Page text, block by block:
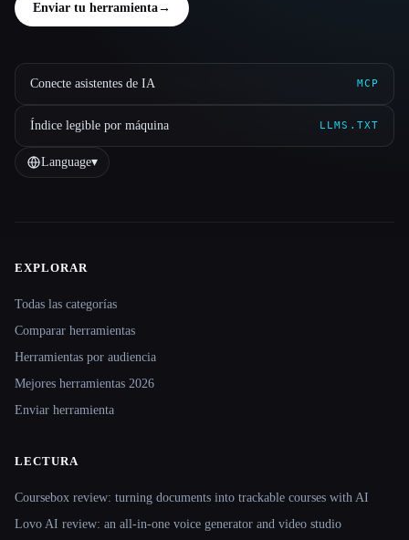
Enviar tu herramienta→
Conecte asistentes de IA MCP
Índice legible por máquina LLMS.TXT
Language▾
Site navigation
EXPLORAR
Todas las categorías
Comparar herramientas
Herramientas por audiencia
Mejores herramientas 2026
Enviar herramienta
LECTURA
Coursebox review: turning documents into trackable courses with AI
Lovo AI review: an all-in-one voice generator and video studio